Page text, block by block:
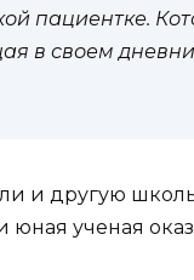
пациентке.
в своем
и другую
юная ученая